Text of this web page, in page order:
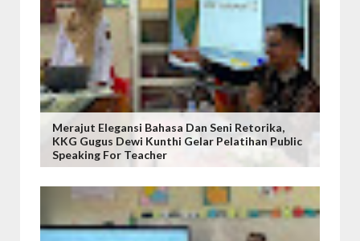
Merajut Elegansi Bahasa Dan Seni Retorika,
KKG Gugus Dewi Kunthi Gelar Pelatihan Public
Speaking For Teacher